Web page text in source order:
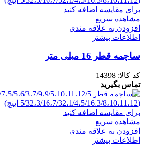
برای مقایسه اضافه کنید
مشاهده سریع
افزودن به علاقه مندی
اطلاعات بیشتر
ساچمه قطر 16 میلی متر
کد کالا: 14398
تماس بگیرید
برای مقایسه اضافه کنید
مشاهده سریع
افزودن به علاقه مندی
اطلاعات بیشتر